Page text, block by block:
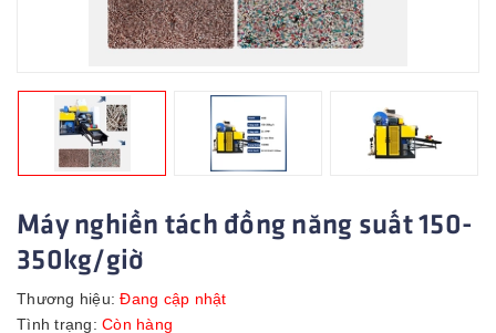
Máy nghiền tách đồng năng suất 150-
350kg/giờ
Thương hiệu: Đang cập nhật
Tình trạng: Còn hàng